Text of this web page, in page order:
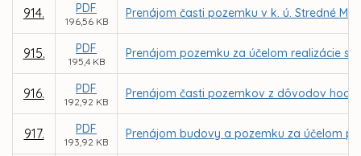
914. PDF
196,56 KB
Prenájom časti pozemku v k. ú. Stredné
915. PDF
195,4 KB
Prenájom pozemku za účelom realizácie
916. PDF
192,92 KB
Prenájom časti pozemkov z dôvodov
917. PDF
193,92 KB
Prenájom budovy a pozemku za účelom